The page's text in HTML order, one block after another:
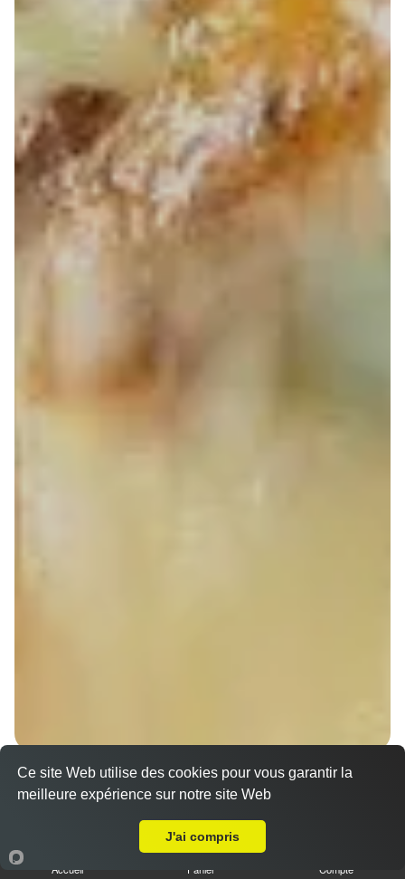
Sandwich döner poulet
7.00 €
Accueil Panier Compte
Ce site Web utilise des cookies pour vous garantir la
meilleure expérience sur notre site Web
J'ai compris